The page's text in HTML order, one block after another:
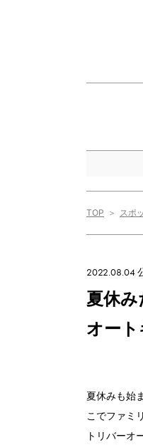
TOP スポ
2022.08.04
夏休
オー
夏休みも始
こでファミ
トリバーオ